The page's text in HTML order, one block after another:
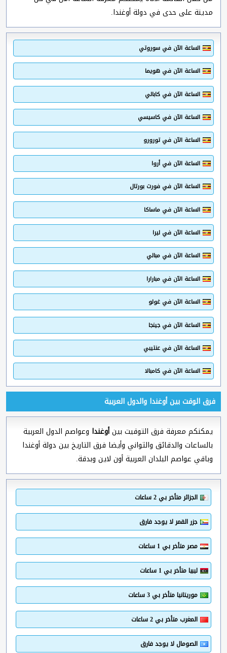
مدينة على حدى في دولة أوغندا.
الساعة الآن في سوروتي
الساعة الآن في هويما
الساعة الآن في كابالي
الساعة الآن في كاسيسي
الساعة الآن في تورورو
الساعة الآن في أروا
الساعة الآن في فورت بورتال
الساعة الآن في ماساكا
الساعة الآن في ليرا
الساعة الآن في مبالي
الساعة الآن في مبارارا
الساعة الآن في غولو
الساعة الآن في جينجا
الساعة الآن في عنتيبي
الساعة الآن في كامبالا
فرق الوقت بين أوغندا والدول العربية
يمكنكم معرفة فرق التوقيت بينأوغندا وعواصم الدول العربية
بالساعات والدقائق والثواني وأيضا فرق التاريخ بين دولة أوغندا
وباقي عواصم البلدان العربية أون لاين وبدقة.
الجزائر متأخر بي 2 ساعات
جزر القمر لا يوجد فارق
مصر متأخر بي 1 ساعات
ليبيا متأخر بي 1 ساعات
موريتانيا متأخر بي 3 ساعات
المغرب متأخر بي 2 ساعات
الصومال لا يوجد فارق